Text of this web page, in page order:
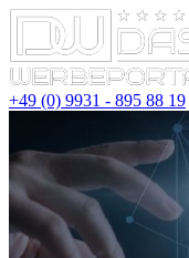
+49 (0) 9931 - 895 88 19